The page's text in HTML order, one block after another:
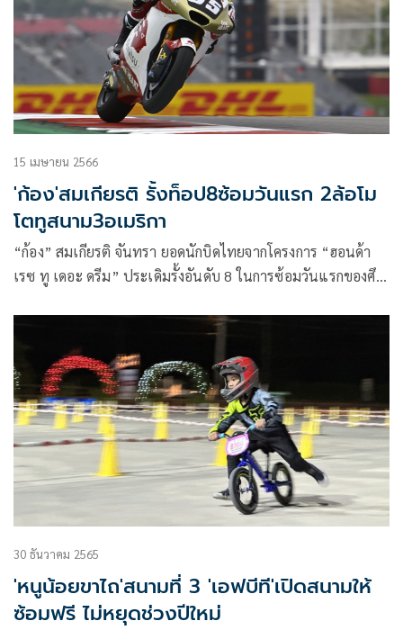
15 เมษายน 2566
'ก้อง'สมเกียรติ รั้งท็อป8ซ้อมวันแรก 2ล้อโม
โตทูสนาม3อเมริกา
“ก้อง” สมเกียรติ จันทรา ยอดนักบิดไทยจากโครงการ “ฮอนด้า
เรซ ทู เดอะ ดรีม” ประเดิมรั้งอันดับ 8 ในการซ้อมวันแรกของศึก
สัปดาห์นี้ ที่ เซอร์กิต ออฟ ดิ อเมริกาส์ ขณะ อเล็กซ์ รินส์ นักบิดส
แปนิชจาก แอลซีอาร์ ฮอนด้า ทะยานรั้งอันดับ 3 ในรุ่น โมโตจีพี
ก่อนลุ้นพา “ฮอนด้า” คัมแบ็กแถวหน้าพรีเมียร์คลาส
30 ธันวาคม 2565
'หนูน้อยขาไถ'สนามที่ 3 'เอฟบีที'เปิดสนามให้
ซ้อมฟรี ไม่หยุดช่วงปีใหม่